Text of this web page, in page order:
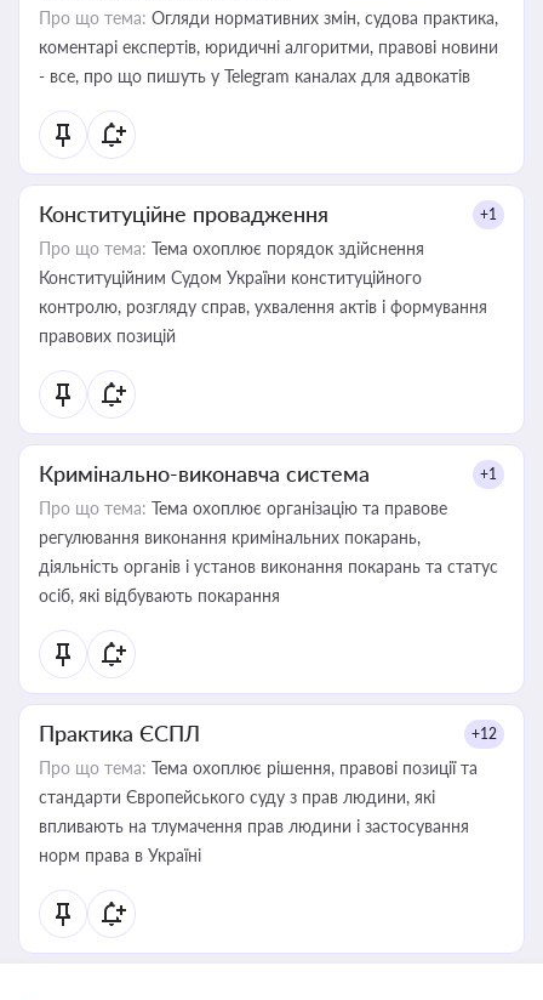
Про що тема: Огляди нормативних змін, судова практика,
коментарі експертів, юридичні алгоритми, правові новини
- все, про що пишуть у Telegram каналах для адвокатів
Конституційне провадження +1
Про що тема: Тема охоплює порядок здійснення
Конституційним Судом України конституційного
контролю, розгляду справ, ухвалення актів і формування
правових позицій
Кримінально-виконавча система +1
Про що тема: Тема охоплює організацію та правове
регулювання виконання кримінальних покарань,
діяльність органів і установ виконання покарань та статус
осіб, які відбувають покарання
Практика ЄСПЛ +12
Про що тема: Тема охоплює рішення, правові позиції та
стандарти Європейського суду з прав людини, які
впливають на тлумачення прав людини і застосування
норм права в Україні